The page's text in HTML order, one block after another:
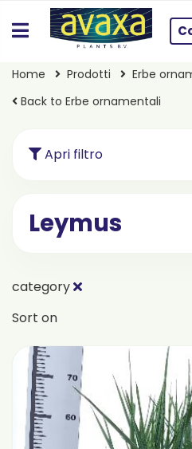
Home Prodotti
Erbe
Back to Erbe ornamentali
Apri filtro
Leymus
category
Sort on